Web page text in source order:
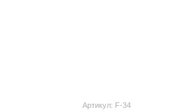
Артикул: F-34